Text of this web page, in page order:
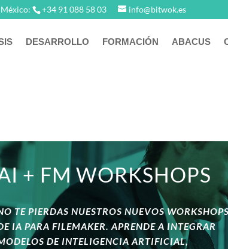
+34 91 088 58 03 info@bitwok.es
DESARROLLO FORMACIÓN ABACUS
+ FM WORKSHOPS
TE PIERDAS NUESTROS NUEVOS WORKSHOPS
IA PARA FILEMAKER. APRENDE A INTEGRAR
DE INTELIGENCIA ARTIFICIAL,